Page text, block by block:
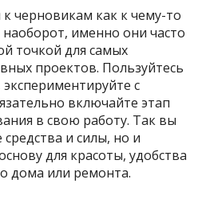
к черновикам как к чему-то
именно они часто
точкой для самых
проектов. Пользуйтесь
с
включайте этап
в свою работу. Так вы
и силы, но и
для красоты, удобства
дома или ремонта.